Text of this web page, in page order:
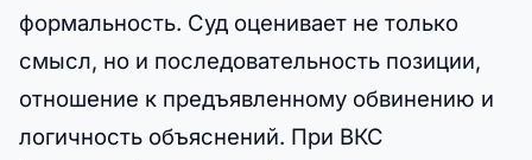
формальность. Суд оценивает не только
смысл, но и последовательность позиции,
отношение к предъявленному обвинению и
логичность объяснений. При ВКС